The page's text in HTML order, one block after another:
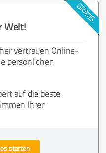
Welt!
vertrauen Online-
persönlichen
auf die beste
Ihrer
starten